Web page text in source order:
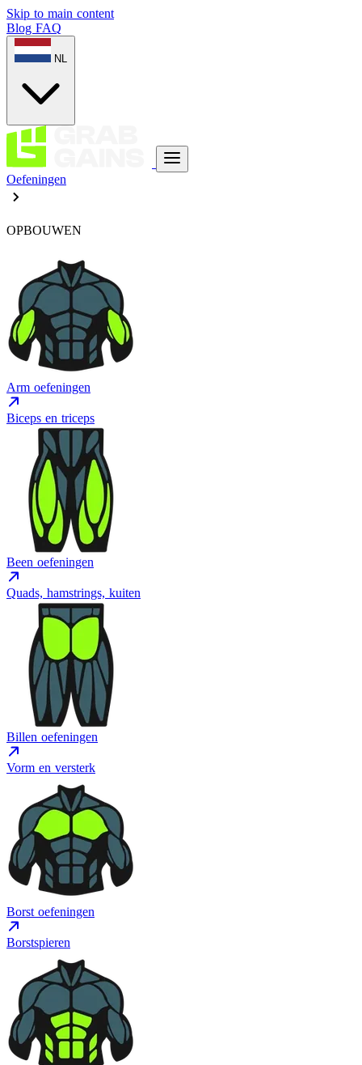
Skip to main content
Blog FAQ
NL
Oefeningen
OPBOUWEN
Arm oefeningen
Biceps en triceps
Been oefeningen
Quads, hamstrings, kuiten
Billen oefeningen
Vorm en versterk
Borst oefeningen
Borstspieren